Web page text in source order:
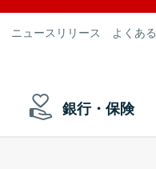
ニュースリリース よくあ
銀行・保険